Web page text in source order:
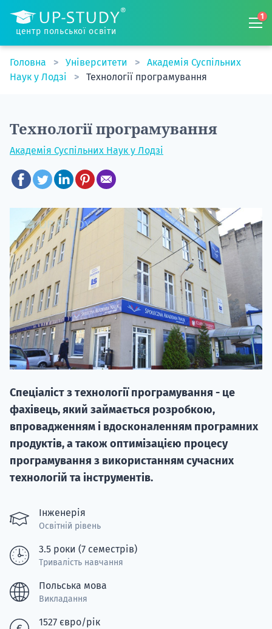
центр польської освіти
1
Головна Університети
Академія Суспільних
Наук у Лодзі
Технології програмування
Технології програмування
Академія Суспільних Наук у Лодзі
Спеціаліст з технології програмування - це
фахівець, який займається розробкою,
впровадженням і вдосконаленням програмних
продуктів, а також оптимізацією процесу
програмування з використанням сучасних
технологій та інструментів.
Інженерія
Освітній рівень
3.5 роки (7 семестрів)
Тривалість навчання
Польська мова
Викладання
1527 євро/рік
вступ на